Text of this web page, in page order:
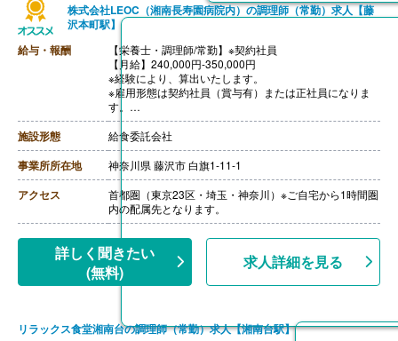
株式会社LEOC（湘南長寿園病院内）の調理師（常勤）求人【藤
沢本町駅】
給与・報酬
【栄養士・調理師/常勤】※契約社員
【月給】240,000円-350,000円
※経験により、算出いたします。
※雇用形態は契約社員（賞与有）または正社員になりま
す。
※モデル年収
・管理栄養士・栄養士で未経験の場合
年収3,000,000円-
・調理師病院調理経験3年程度の場合
年収3,500,000円-4,000,000円
ご面接を通して雇用形態を検討します。
【賞与】年2回（1.0ヶ月-2.0ヶ月分）※前年度実績、経験
による
【通勤手当】あり（上限なし/月）※全額支給
【昇給】あり（年1回）
【退職金】あり※勤続10年以上
施設形態 給食委託会社
事業所所在地 神奈川県 藤沢市 白旗1-11-1
アクセス
首都圏（東京23区・埼玉・神奈川）※ご自宅から1時間圏
内の配属先となります。
詳しく聞きたい
(無料)
求人詳細を見る
リラックス食堂湘南台の調理師（常勤）求人【湘南台駅】